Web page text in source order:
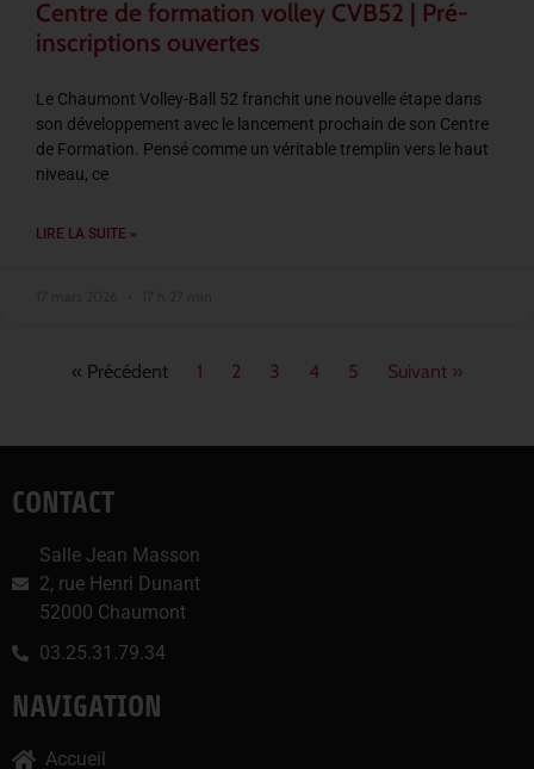
Centre de formation volley CVB52 | Pré-
inscriptions ouvertes
Le Chaumont Volley-Ball 52 franchit une nouvelle étape dans
son développement avec le lancement prochain de son Centre
de Formation. Pensé comme un véritable tremplin vers le haut
niveau, ce
LIRE LA SUITE »
« Précédent 1 2 3 4 5 Suivant »
CONTACT
Salle Jean Masson
2, rue Henri Dunant
52000 Chaumont
03.25.31.79.34
NAVIGATION
Accueil